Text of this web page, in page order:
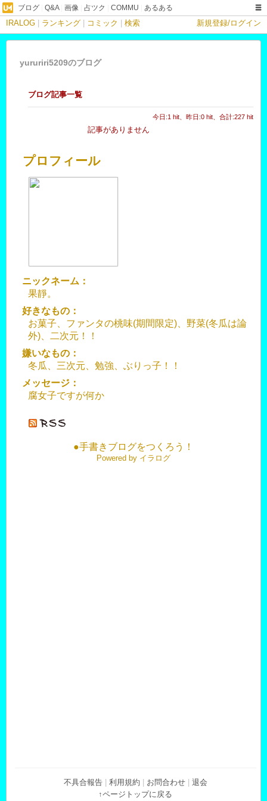
ブログ Q&A| 画像 占ツク COMMU あるある
IRALOG ランキング コミック 検索 新規登録/ログイン
yururiri5209のブログ
ブログ記事一覧
今日:1 hit、昨日:0 hit、合計:227 hit
記事がありません
プロフィール
ニックネーム：
果靜。
好きなもの：
お菓子、ファンタの桃味(期間限定)、野菜(冬瓜は論
外)、二次元！！
嫌いなもの：
冬瓜、三次元、勉強、ぶりっ子！！
メッセージ：
腐女子ですが何か
●手書きブログをつくろう！
Powered by イラログ
不具合報告 利用規約 お問合わせ
退会
↑ページトップに戻る